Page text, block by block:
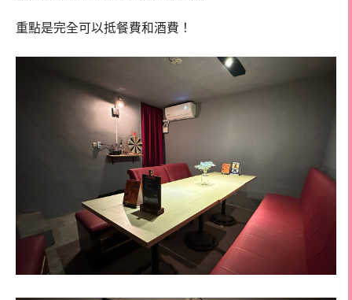
重點是完全可以抵餐費和酒費！